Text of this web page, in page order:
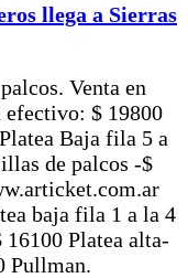
llega a Sierras
Venta en
efectivo: $ 19800
Baja fila 5 a
de palcos -$
baja fila 1 a la 4
Platea alta-
Pullman.